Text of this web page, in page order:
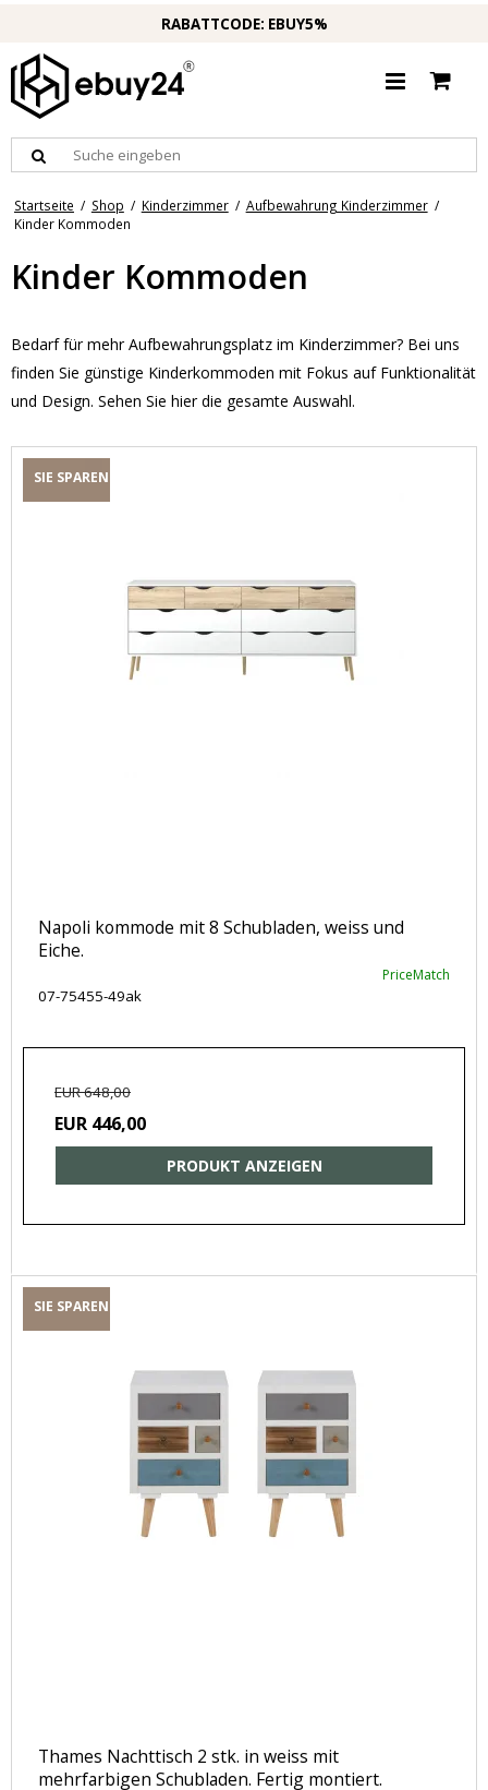
RABATTCODE: EBUY5%
Startseite / Shop / Kinderzimmer / Aufbewahrung Kinderzimmer /
Kinder Kommoden
Kinder Kommoden
Bedarf für mehr Aufbewahrungsplatz im Kinderzimmer? Bei uns
finden Sie günstige Kinderkommoden mit Fokus auf Funktionalität
und Design. Sehen Sie hier die gesamte Auswahl.
SIE SPAREN
Napoli kommode mit 8 Schubladen, weiss und
Eiche.
PriceMatch
07-75455-49ak
EUR 648,00
EUR 446,00
PRODUKT ANZEIGEN
SIE SPAREN
Thames Nachttisch 2 stk. in weiss mit
mehrfarbigen Schubladen. Fertig montiert.